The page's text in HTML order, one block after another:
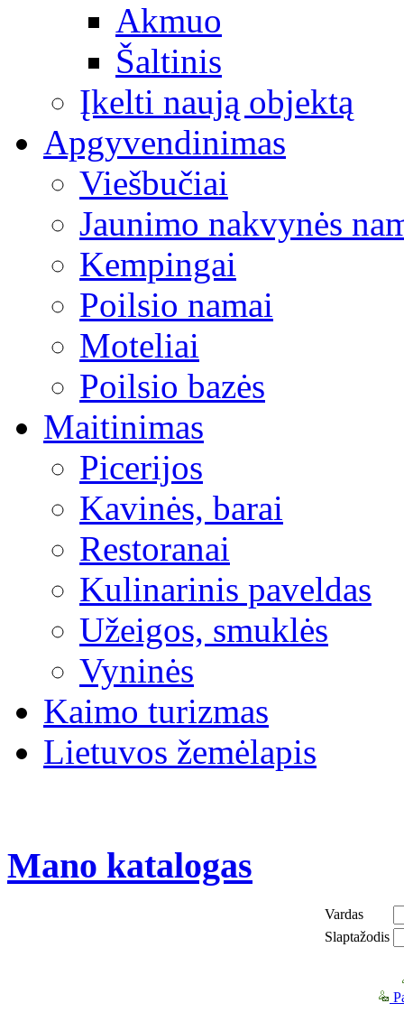
Akmuo
Šaltinis
Įkelti naują objektą
Apgyvendinimas
Viešbučiai
Jaunimo nakvynės
Kempingai
Poilsio namai
Moteliai
Poilsio bazės
Maitinimas
Picerijos
Kavinės, barai
Restoranai
Kulinarinis paveldas
Užeigos, smuklės
Vyninės
Kaimo turizmas
Lietuvos žemėlapis
Mano katalogas
Vardas
Slaptažodis